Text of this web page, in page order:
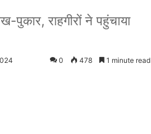
पुकार, राहगीरों ने पहुंचाया
0 478 1 minute read